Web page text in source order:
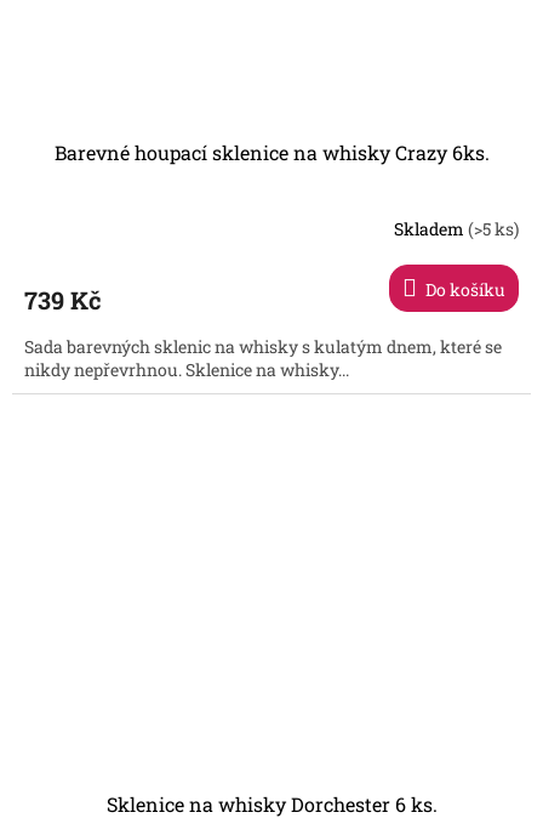
Barevné houpací sklenice na whisky Crazy 6ks.
Skladem (>5 ks)
739 Kč Do košíku
Sada barevných sklenic na whisky s kulatým dnem, které se
nikdy nepřevrhnou. Sklenice na whisky...
Sklenice na whisky Dorchester 6 ks.